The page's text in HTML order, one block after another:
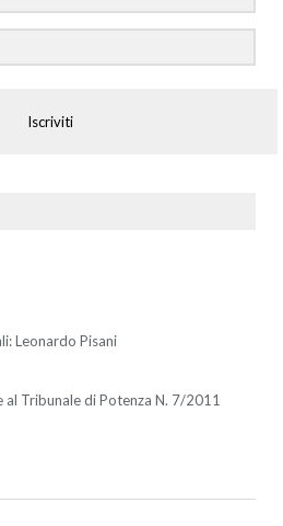
Iscriviti
Leonardo Pisani
Tribunale di Potenza N. 7/2011